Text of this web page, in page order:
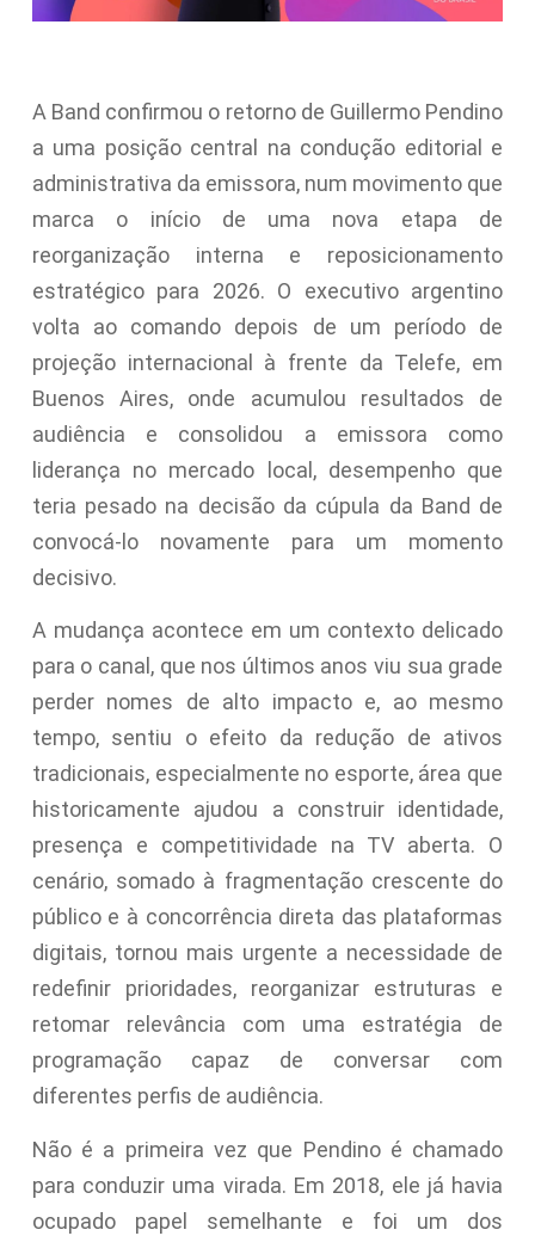
A Band confirmou o retorno de Guillermo Pendino
a uma posição central na condução editorial e
administrativa da emissora, num movimento que
marca o início de uma nova etapa de
reorganização interna e reposicionamento
estratégico para 2026. O executivo argentino
volta ao comando depois de um período de
projeção internacional à frente da Telefe, em
Buenos Aires, onde acumulou resultados de
audiência e consolidou a emissora como
liderança no mercado local, desempenho que
teria pesado na decisão da cúpula da Band de
convocá-lo novamente para um momento
decisivo.
A mudança acontece em um contexto delicado
para o canal, que nos últimos anos viu sua grade
perder nomes de alto impacto e, ao mesmo
tempo, sentiu o efeito da redução de ativos
tradicionais, especialmente no esporte, área que
historicamente ajudou a construir identidade,
presença e competitividade na TV aberta. O
cenário, somado à fragmentação crescente do
público e à concorrência direta das plataformas
digitais, tornou mais urgente a necessidade de
redefinir prioridades, reorganizar estruturas e
retomar relevância com uma estratégia de
programação capaz de conversar com
diferentes perfis de audiência.
Não é a primeira vez que Pendino é chamado
para conduzir uma virada. Em 2018, ele já havia
ocupado papel semelhante e foi um dos